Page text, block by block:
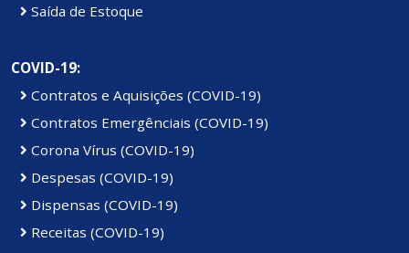
Saída de Estoque
COVID-19:
Contratos e Aquisições (COVID-19)
Contratos Emergênciais (COVID-19)
Corona Vírus (COVID-19)
Despesas (COVID-19)
Dispensas (COVID-19)
Receitas (COVID-19)